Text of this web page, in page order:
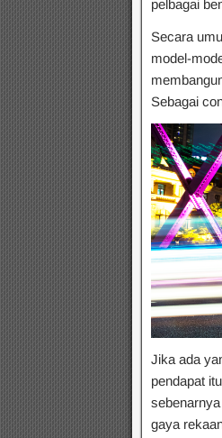
pelbagai
Secara
model-
Sebagai
Jika ada
pendapat
gaya